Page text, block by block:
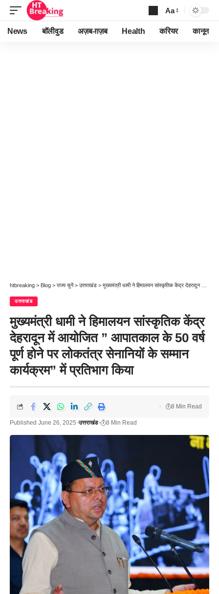
Font
Resizer
Aa
News बॉलीवुड अज़ब-ग़ज़ब Health करियर कानून
htbreaking > Blog > राज्य चुनें > उत्तराखंड > मुख्यमंत्री धामी ने हिमालयन सांस्कृतिक केंद्र देहरादून में आयोजित ” आपातकाल के 50 वर्ष पूर्ण होने पर लोकतंत्र सेनानियों के सम्मान कार्यक्रम” में प्रतिभाग किया
उत्तराखंड
मुख्यमंत्री धामी ने हिमालयन सांस्कृतिक केंद्र
देहरादून में आयोजित ” आपातकाल के 50 वर्ष
पूर्ण होने पर लोकतंत्र सेनानियों के सम्मान
कार्यक्रम” में प्रतिभाग किया
Published June 26, 2025 उत्तराखंड 8 Min Read
8 Min Read